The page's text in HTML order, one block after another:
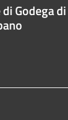
Godega di